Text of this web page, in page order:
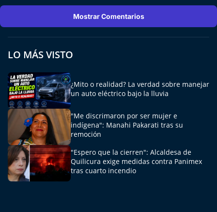
Mostrar Comentarios
LO MÁS VISTO
¿Mito o realidad? La verdad sobre manejar
un auto eléctrico bajo la lluvia
"Me discrimaron por ser mujer e
indígena": Manahi Pakarati tras su
remoción
"Espero que la cierren": Alcaldesa de
Quilicura exige medidas contra Panimex
tras cuarto incendio